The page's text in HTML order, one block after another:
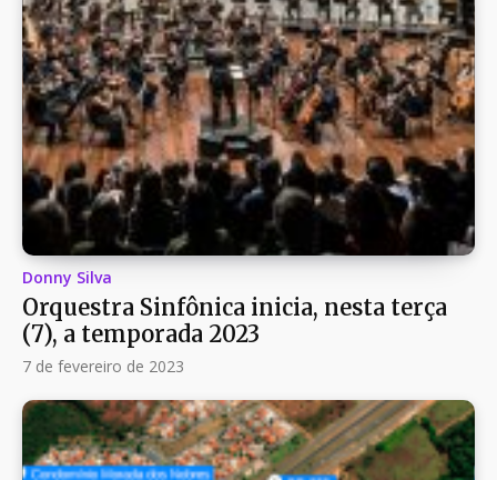
Donny Silva
Orquestra Sinfônica inicia, nesta terça
(7), a temporada 2023
7 de fevereiro de 2023